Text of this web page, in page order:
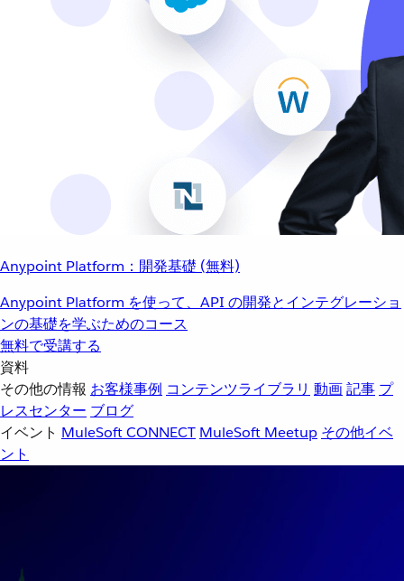
Anypoint Platform：開発基礎 (無料)
Anypoint Platform を使って、API の開発とインテグレーショ
ンの基礎を学ぶためのコース
無料で受講する
資料
その他の情報 お客様事例 コンテンツライブラリ 動画記事 プ
レスセンター ブログ
イベント MuleSoft CONNECT MuleSoft Meetup その他イベ
ント